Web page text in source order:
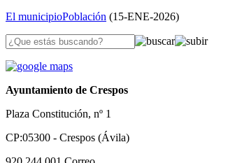
El municipioPoblación (15-ENE-2026)
Ayuntamiento de Crespos
Plaza Constitución, nº 1
CP:05300 - Crespos (Ávila)